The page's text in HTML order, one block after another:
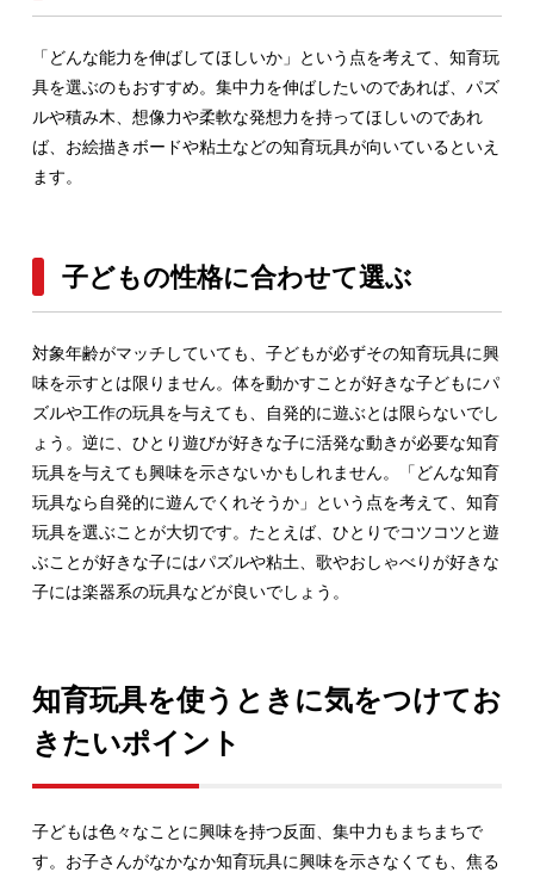
「どんな能力を伸ばしてほしいか」という点を考えて、知育玩
具を選ぶのもおすすめ。集中力を伸ばしたいのであれば、パズ
ルや積み木、想像力や柔軟な発想力を持ってほしいのであれ
ば、お絵描きボードや粘土などの知育玩具が向いているといえ
ます。
子どもの性格に合わせて選ぶ
対象年齢がマッチしていても、子どもが必ずその知育玩具に興
味を示すとは限りません。体を動かすことが好きな子どもにパ
ズルや工作の玩具を与えても、自発的に遊ぶとは限らないでし
ょう。逆に、ひとり遊びが好きな子に活発な動きが必要な知育
玩具を与えても興味を示さないかもしれません。「どんな知育
玩具なら自発的に遊んでくれそうか」という点を考えて、知育
玩具を選ぶことが大切です。たとえば、ひとりでコツコツと遊
ぶことが好きな子にはパズルや粘土、歌やおしゃべりが好きな
子には楽器系の玩具などが良いでしょう。
知育玩具を使うときに気をつけてお
きたいポイント
子どもは色々なことに興味を持つ反面、集中力もまちまちで
す。お子さんがなかなか知育玩具に興味を示さなくても、焦る